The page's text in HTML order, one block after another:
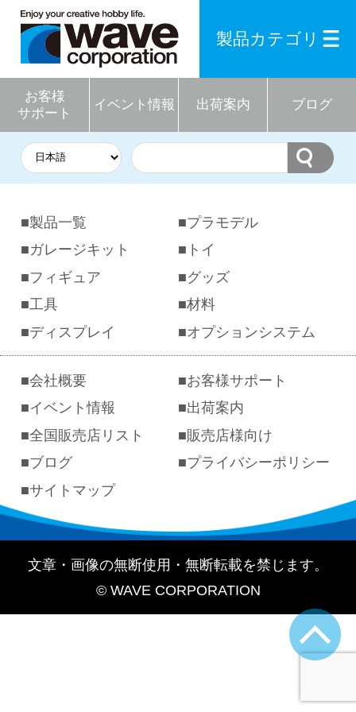
お客様
サポート
イベント情報 出荷案内 ブログ
製品カテゴリ
製品一覧
プラモデル
ガレージキット
トイ
フィギュア
グッズ
工具
材料
ディスプレイ
オプションシステム
会社概要
お客様サポート
イベント情報
出荷案内
全国販売店リスト
販売店様向け
ブログ
プライバシーポリシー
サイトマップ
文章・画像の無断使用・無断転載を禁じます。
© WAVE CORPORATION